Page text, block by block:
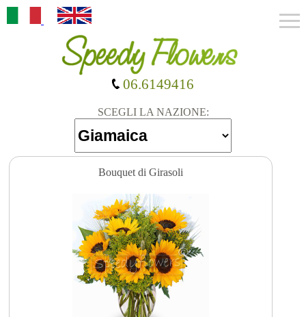
SCEGLI LA NAZIONE:
06.6149416
Bouquet di Girasoli